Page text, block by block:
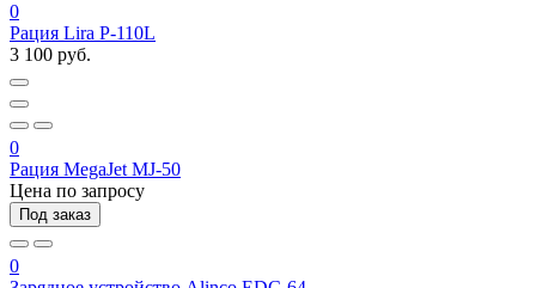
0
Рация Lira P-110L
3 100 руб.
0
Рация MegaJet MJ-50
Цена по запросу
Под заказ
0